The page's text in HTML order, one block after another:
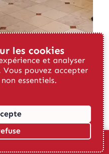
pin_drop contacts
carte interactivearrow_forward
les cookies
et analyser
pouvez accepter
essentiels.